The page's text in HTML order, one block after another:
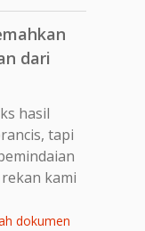
dari
hasil
tapi
kami
dokumen